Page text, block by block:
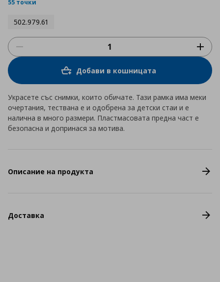
55 точки
502.979.61
Добави в кошницата
Украсете със снимки, които обичате. Тази рамка има меки
очертания, тествана е и одобрена за детски стаи и е
налична в много размери. Пластмасовата предна част е
безопасна и допринася за мотива.
Описание на продукта
Доставка